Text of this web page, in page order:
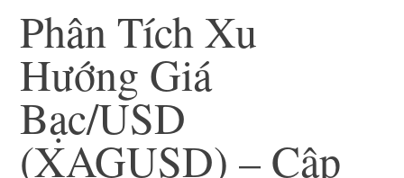
Phân Tích Xu
Hướng Giá
Bạc/USD
(XAGUSD) – Cập